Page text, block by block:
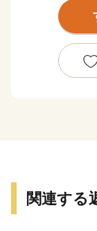
して寒暖差が
ることができ
はちみつ等が
関連する